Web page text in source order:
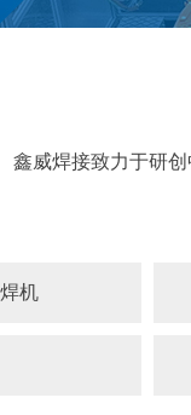
鑫威焊接致力于研
机